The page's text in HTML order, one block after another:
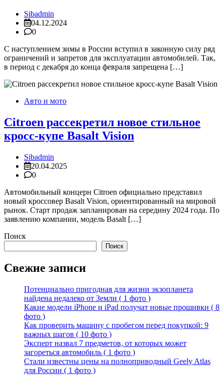
Sibadmin
04.12.2024
0
С наступлением зимы в России вступил в законную силу ряд
ограничений и запретов для эксплуатации автомобилей. Так,
в период с декабря до конца февраля запрещена […]
Авто и мото
Citroen рассекретил новое стильное
кросс-купе Basalt Vision
Sibadmin
20.04.2025
0
Автомобильный концерн Citroen официально представил
новый кроссовер Basalt Vision, ориентированный на мировой
рынок. Старт продаж запланирован на середину 2024 года. По
заявлению компании, модель Basalt […]
Поиск
Поиск
Свежие записи
Потенциально пригодная для жизни экзопланета
найдена недалеко от Земли ( 1 фото )
Какие модели iPhone и iPad получат новые прошивки ( 8
фото )
Как проверить машину с пробегом перед покупкой: 9
важных шагов ( 10 фото )
Эксперт назвал 7 предметов, от которых может
загореться автомобиль ( 1 фото )
Стали известны цены на полноприводный Geely Atlas
для России ( 1 фото )